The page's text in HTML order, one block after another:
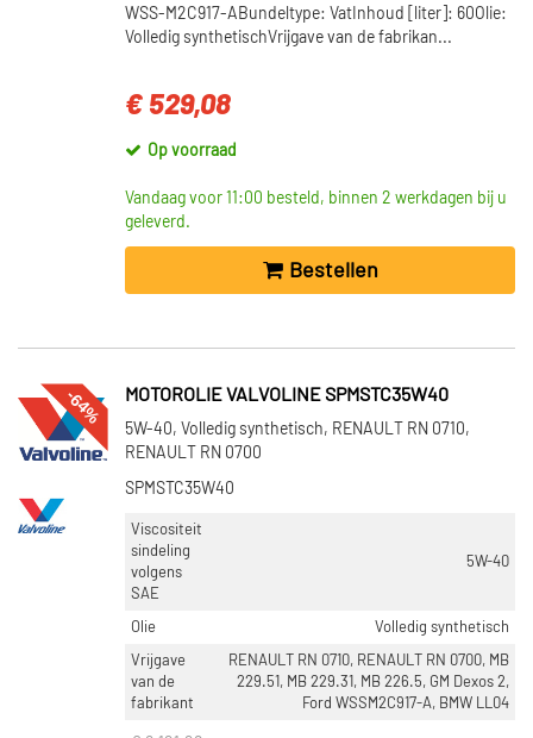
WSS-M2C917-ABundeltype: VatInhoud [liter]: 60Olie:
Volledig synthetischVrijgave van de fabrikan...
€ 529,08
Op voorraad
Vandaag voor 11:00 besteld, binnen 2 werkdagen bij u
geleverd.
Bestellen
-64% MOTOROLIE VALVOLINE SPMSTC35W40
5W-40, Volledig synthetisch, RENAULT RN 0710,
RENAULT RN 0700
SPMSTC35W40
Viscositeit
sindeling
volgens
SAE
5W-40
Olie
Volledig synthetisch
Vrijgave
van de
fabrikant
RENAULT RN 0710, RENAULT RN 0700, MB
229.51, MB 229.31, MB 226.5, GM Dexos 2,
Ford WSSM2C917-A, BMW LL04